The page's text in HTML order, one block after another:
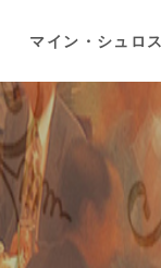
マイン・シュロ